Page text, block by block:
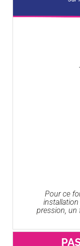
Pour ce
pression, un